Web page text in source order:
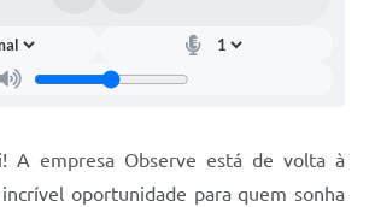
A empresa Observe está de volta à
oportunidade para quem sonha